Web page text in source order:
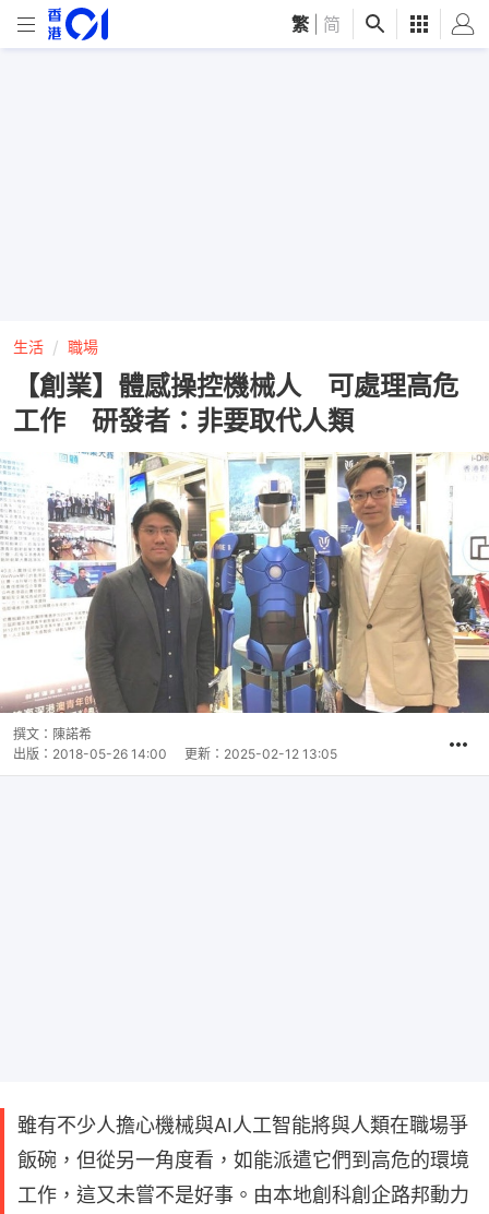
繁 简
生活 職場
【創業】體感操控機械人 可處理高危
工作 研發者：非要取代人類
撰文： 陳諾希
出版： 2018-05-26 14:00 更新： 2025-02-12 13:05
雖有不少人擔心機械與AI人工智能將與人類在職場爭
飯碗，但從另一角度看，如能派遣它們到高危的環境
工作，這又未嘗不是好事。由本地創科創企路邦動力